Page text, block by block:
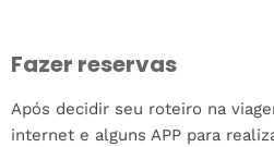
Fazer reservas
Após decidir seu roteiro na
internet e alguns APP para